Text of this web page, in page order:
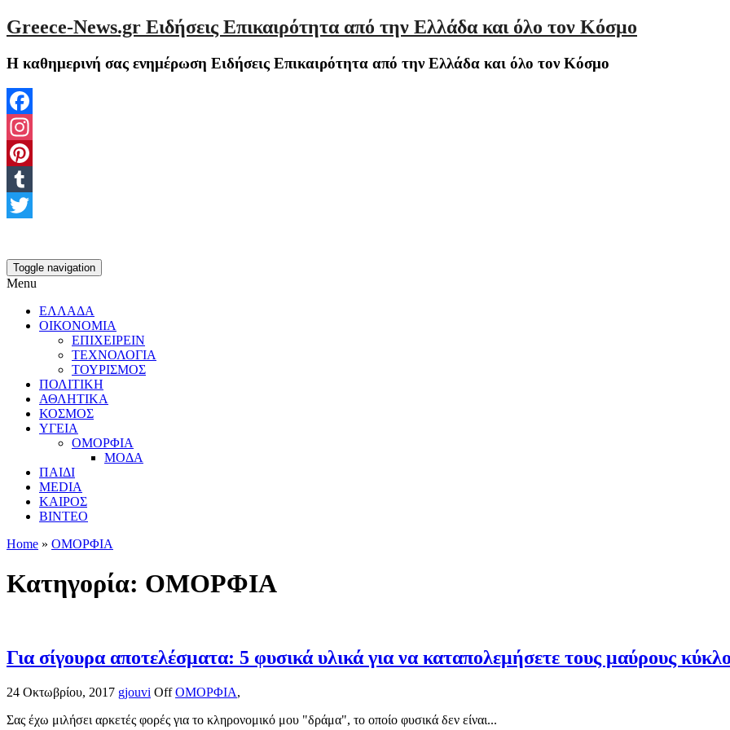
Greece-News.gr Ειδήσεις Επικαιρότητα από την Ελλάδα και όλο τον Κόσμο
Η καθημερινή σας ενημέρωση Ειδήσεις Επικαιρότητα από την Ελλάδα και όλο τον Κόσμο
Facebook
Instagram
Pinterest
Tumblr
Toggle navigation
Menu
ΕΛΛΑΔΑ
ΟΙΚΟΝΟΜΙΑ
ΕΠΙΧΕΙΡΕΙΝ
ΤΕΧΝΟΛΟΓΙΑ
ΤΟΥΡΙΣΜΟΣ
ΠΟΛΙΤΙΚΗ
ΑΘΛΗΤΙΚΑ
ΚΟΣΜΟΣ
ΥΓΕΙΑ
ΟΜΟΡΦΙΑ
ΜΟΔΑ
ΠΑΙΔΙ
MEDIA
ΚΑΙΡΟΣ
ΒΙΝΤΕΟ
Home » ΟΜΟΡΦΙΑ
Κατηγορία: ΟΜΟΡΦΙΑ
Για σίγουρα αποτελέσματα: 5 φυσικά υλικά για να καταπολεμήσετε τους μαύρους
24 Οκτωβρίου, 2017 gjouvi Off ΟΜΟΡΦΙΑ,
Σας έχω μιλήσει αρκετές φορές για το κληρονομικό μου "δράμα", το οποίο φυσικά δεν είναι...